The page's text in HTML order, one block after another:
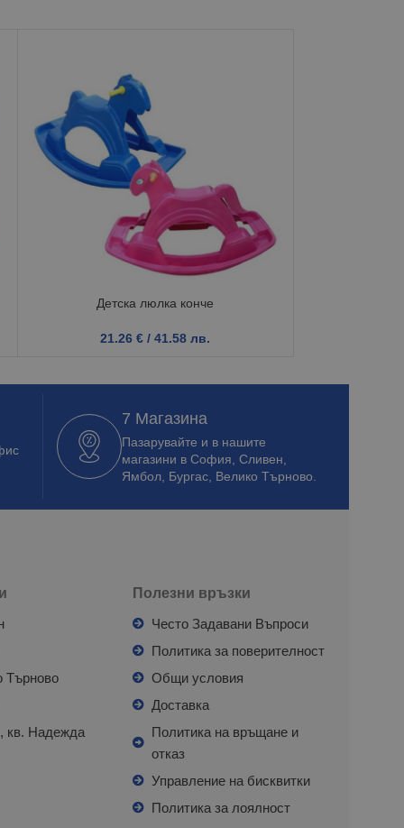
Детска люлка конче
21.26 € / 41.58 лв.
7 Магазина
Пазарувайте и в нашите
магазини в София, Сливен,
Ямбол, Бургас, Велико Търново.
Търново
кв. Надежда
Полезни връзки
Често Задавани Въпроси
Политика за поверителност
Общи условия
Доставка
Политика на връщане и
отказ
Управление на бисквитки
Политика за лоялност